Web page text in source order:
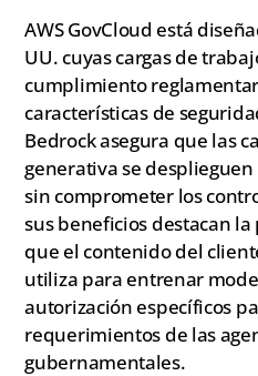
AWS GovCloud está
UU. cuyas cargas de
cumplimiento
características de
Bedrock asegura que las
generativa se
sin comprometer los
sus beneficios destacan
que el contenido del
utiliza para entrenar
autorización específicos
requerimientos de las
gubernamentales.